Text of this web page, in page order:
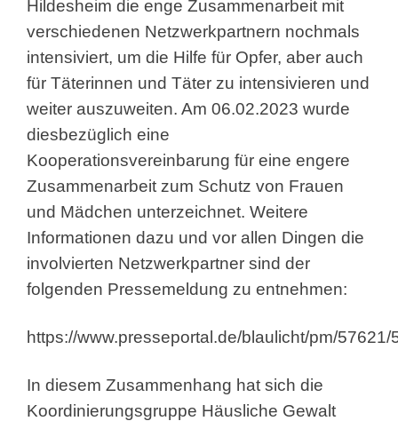
Hildesheim die enge Zusammenarbeit mit
verschiedenen Netzwerkpartnern nochmals
intensiviert, um die Hilfe für Opfer, aber auch
für Täterinnen und Täter zu intensivieren und
weiter auszuweiten. Am 06.02.2023 wurde
diesbezüglich eine
Kooperationsvereinbarung für eine engere
Zusammenarbeit zum Schutz von Frauen
und Mädchen unterzeichnet. Weitere
Informationen dazu und vor allen Dingen die
involvierten Netzwerkpartner sind der
folgenden Pressemeldung zu entnehmen:
https://www.presseportal.de/blaulicht/pm/57621/
In diesem Zusammenhang hat sich die
Koordinierungsgruppe Häusliche Gewalt